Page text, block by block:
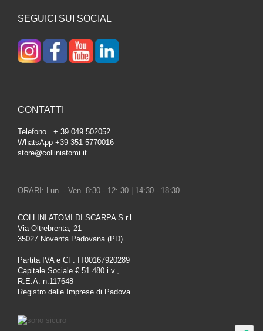
SEGUICI SUI SOCIAL
CONTATTI
Telefono + 39 049 502052
WhatsApp +39 351 5770016
store@colliniatomi.it
ORARI: Lun. - Ven. 8:30 - 12: 30 | 14:30 - 18:30
COLLINI ATOMI DI SCARPA S.r.l.
Via Oltrebrenta, 21
35027 Noventa Padovana (PD)
Partita IVA e CF: IT00167920289
Capitale Sociale € 51.480 i.v.,
R.E.A. n.117648
Registro delle Imprese di Padova